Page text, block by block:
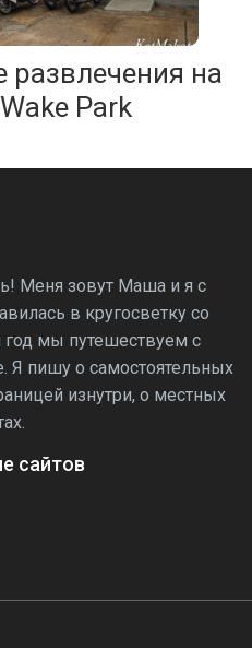
на
Park
Меня зовут Маша и я с
в кругосветку со
мы путешествуем с
Я пишу о самостоятельных
изнутри, о местных
сайтов